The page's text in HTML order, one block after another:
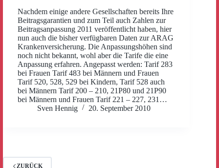
Nachdem einige andere Gesellschaften bereits Ihre
Beitragsgarantien und zum Teil auch Zahlen zur
Beitragsanpassung 2011 veröffentlicht haben, hier
nun auch die bisher verfügbaren Daten zur ARAG
Krankenversicherung. Die Anpassungshöhen sind
noch nicht bekannt, wohl aber die Tarife die eine
Anpassung erfahren. Angepasst werden: Tarif 283
bei Frauen Tarif 483 bei Männern und Frauen
Tarif 520, 528, 529 bei Kindern, Tarif 528 auch
bei Männern Tarif 200 – 210, 21P80 und 21P90
bei Männern und Frauen Tarif 221 – 227, 231…
Sven Hennig
20. September 2010
ZURÜCK